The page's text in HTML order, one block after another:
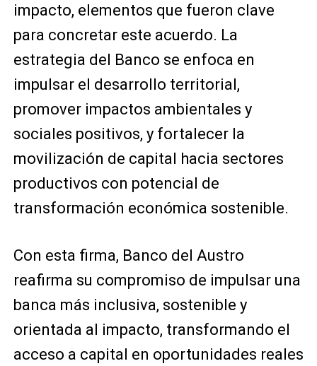
impacto, elementos que fueron clave
para concretar este acuerdo. La
estrategia del Banco se enfoca en
impulsar el desarrollo territorial,
promover impactos ambientales y
sociales positivos, y fortalecer la
movilización de capital hacia sectores
productivos con potencial de
transformación económica sostenible.
Con esta firma, Banco del Austro
reafirma su compromiso de impulsar una
banca más inclusiva, sostenible y
orientada al impacto, transformando el
acceso a capital en oportunidades reales